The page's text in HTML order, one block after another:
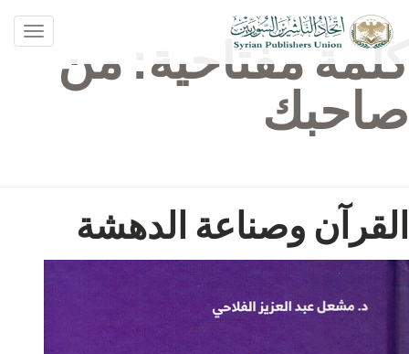
كلمة مفتاحية: من
صاحبك
القرآن وصناعة الدهشة